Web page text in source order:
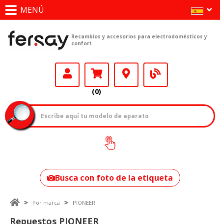
MENÚ
Recambios y accesorios para electrodomésticos y
confort
(0)
¿Cómo encontrar
tu modelo?
Busca con foto de la etiqueta
Por marca PIONEER
Repuestos PIONEER